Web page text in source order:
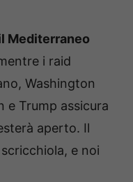
Mediterraneo
i raid
Washington
e Trump assicura
aperto. Il
e noi